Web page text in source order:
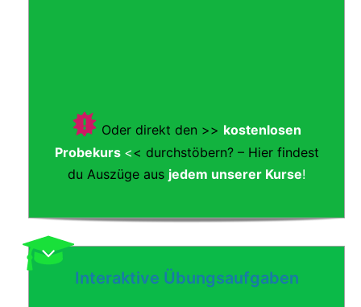
Oder direkt den >> kostenlosen
Probekurs << durchstöbern? – Hier findest
du Auszüge aus jedem unserer Kurse!
Interaktive Übungsaufgaben